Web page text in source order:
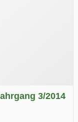
3/2014